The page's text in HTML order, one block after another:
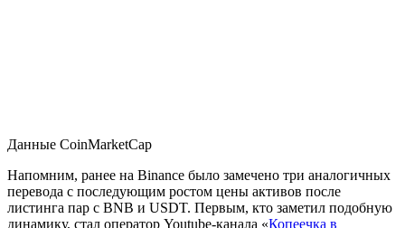
Данные CoinMarketCap
Напомним, ранее на Binance было замечено три аналогичных
перевода с последующим ростом цены активов после
листинга пар с BNB и USDT. Первым, кто заметил подобную
динамику, стал оператор Youtube-канала «Копеечка в